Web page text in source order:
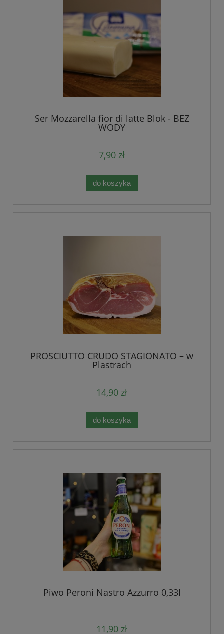
Ser Mozzarella fior di latte Blok - BEZ
WODY
7,90 zł
do koszyka
PROSCIUTTO CRUDO STAGIONATO – w
Plastrach
14,90 zł
do koszyka
Piwo Peroni Nastro Azzurro 0,33l
11,90 zł